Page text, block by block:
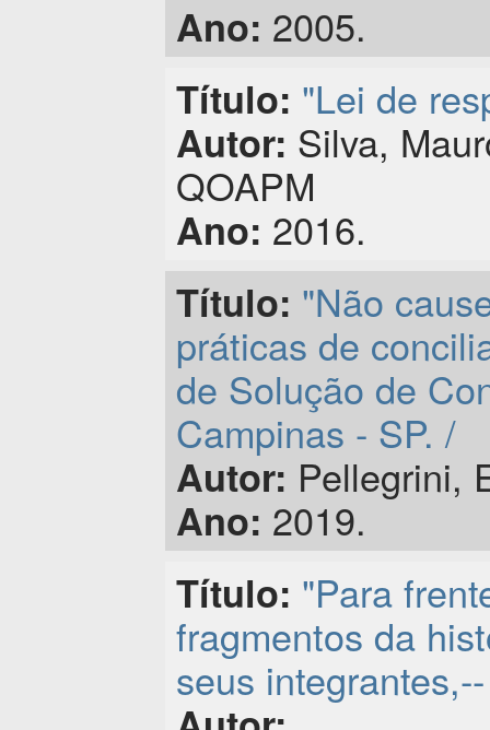
Ano: 2005.
Título: "Lei de
Autor: Silva,
QOAPM
Ano: 2016.
Título: "Não
práticas de
de Solução de
Campinas - SP. /
Autor: Pellegrini,
Ano: 2019.
Título: "Para
fragmentos da
seus